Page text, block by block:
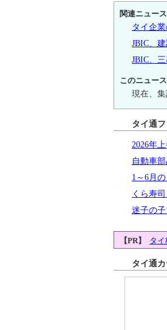
関連ニュース
タイ企
JBIC、
JBIC、
このニュー
現在、集
タイ通
2026年
自動車
1～6月
くら寿
迷子の
【PR】 タイ
タイ通